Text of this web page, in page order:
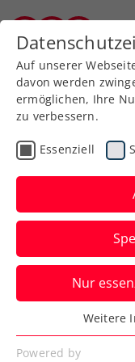
Zurück zur
Turniere
ÖTV-
Vom 3. bis 9.
Colony Club
Auf unserer
davon werden
ermöglichen, Ihre
zu verbessern.
Essenziell
Nur
Essenziell
Essenzielle
Weitere
Powered by